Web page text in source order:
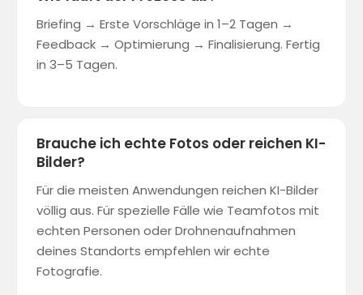
Briefing → Erste Vorschläge in 1–2 Tagen →
Feedback → Optimierung → Finalisierung. Fertig
in 3–5 Tagen.
Brauche ich echte Fotos oder reichen KI-
Bilder?
Für die meisten Anwendungen reichen KI-Bilder
völlig aus. Für spezielle Fälle wie Teamfotos mit
echten Personen oder Drohnenaufnahmen
deines Standorts empfehlen wir echte
Fotografie.